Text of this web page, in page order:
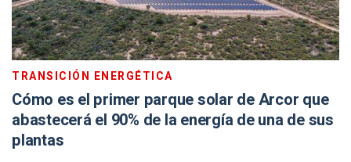
TRANSICIÓN ENERGÉTICA
Cómo es el primer parque solar de Arcor que
abastecerá el 90% de la energía de una de sus
plantas